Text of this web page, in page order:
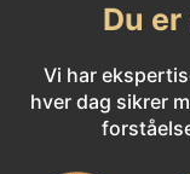
Du
Vi har
hver dag sikrer